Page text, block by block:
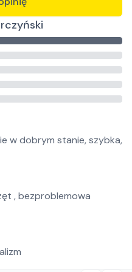
Tarczyński
w dobrym stanie, szybka,
, bezproblemowa